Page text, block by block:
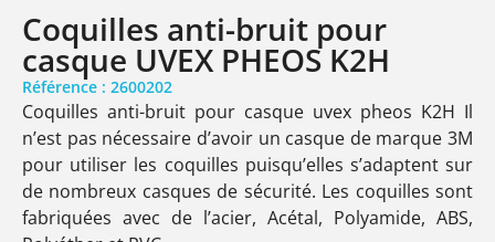
Coquilles anti-bruit pour
casque UVEX PHEOS K2H
Référence : 2600202
Coquilles anti-bruit pour casque uvex pheos K2H Il
n’est pas nécessaire d’avoir un casque de marque 3M
pour utiliser les coquilles puisqu’elles s’adaptent sur
de nombreux casques de sécurité. Les coquilles sont
fabriquées avec de l’acier, Acétal, Polyamide, ABS,